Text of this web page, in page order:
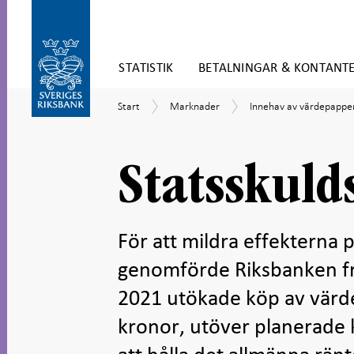
direkt
innehåll
STATISTIK BETALNINGAR &
till
Start
Start Marknader
Marknader
Innehav
svenska
kronor
Innehav av
För att mildra effekterna
genomförde Riksbanken
2021 utökade köp av
kronor, utöver planerade